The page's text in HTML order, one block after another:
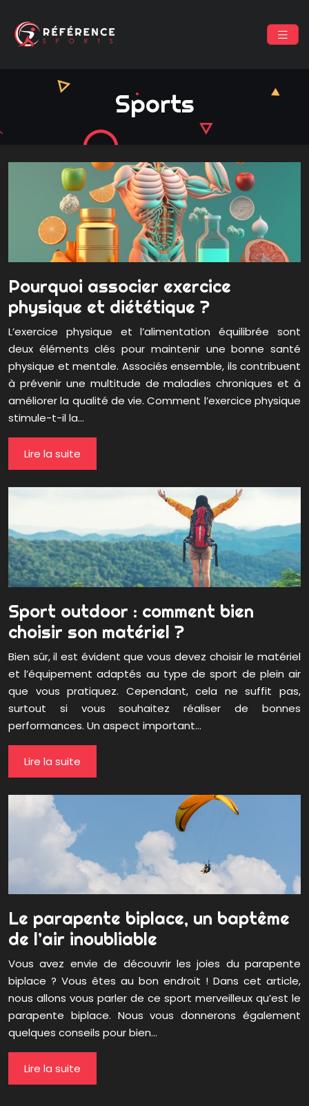
Sports
Pourquoi associer exercice
physique et diététique ?
L’exercice physique et l’alimentation équilibrée sont
deux éléments clés pour maintenir une bonne santé
physique et mentale. Associés ensemble, ils contribuent
à prévenir une multitude de maladies chroniques et à
améliorer la qualité de vie. Comment l’exercice physique
stimule-t-il la…
Lire la suite
Sport outdoor : comment bien
choisir son matériel ?
Bien sûr, il est évident que vous devez choisir le matériel
et l’équipement adaptés au type de sport de plein air
que vous pratiquez. Cependant, cela ne suffit pas,
surtout si vous souhaitez réaliser de bonnes
performances. Un aspect important…
Lire la suite
Le parapente biplace, un baptême
de l’air inoubliable
Vous avez envie de découvrir les joies du parapente
biplace ? Vous êtes au bon endroit ! Dans cet article,
nous allons vous parler de ce sport merveilleux qu’est le
parapente biplace. Nous vous donnerons également
quelques conseils pour bien…
Lire la suite